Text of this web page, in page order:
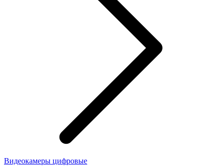
Видеокамеры цифровые